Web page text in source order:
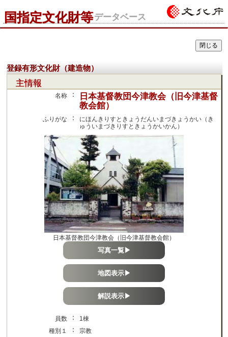
国指定文化財等データベース
登録有形文化財（建造物）
主情報
名称 ：
日本基督教団今津教会（旧今津基督
教会館）
ふりがな ：
にほんきりすときょうだんいまづきょうかい（き
ゅういまづきりすときょうかいかん）
日本基督教団今津教会（旧今津基督教会館）
写真一覧▶
地図表示▶
解説表示▶
員数 ：
1棟
種別１
：
宗教